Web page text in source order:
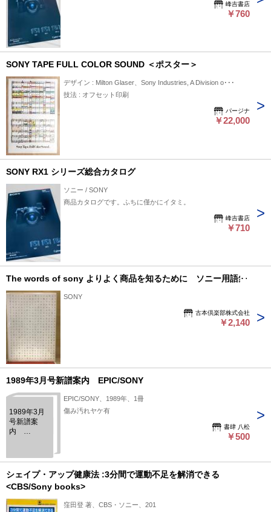
峰吉書店
￥760
SONY TAPE FULL COLOR SOUND ＜ポスター＞
デザイン : Milton Glaser、Sony Industries, A Division o･･･
技法 : オフセット印刷
パージナ
￥22,000
SONY RX1 シリーズ総合カタログ
ソニー / SONY
商品カタログです。ふちに僅かにイタミ。
峰吉書店
￥710
The words of sony よりよく商品を知るために ソニー用語集
SONY
古本倶楽部株式会社
￥2,140
1989年3月号新譜案内 EPIC/SONY
1989年3月
号新譜案
内
EPIC/SONY、1989年、1冊
傷み汚れヤケ有
書肆 八松
￥500
シェイプ・アップ健康法 :3分間で運動不足を解消できる
<CBS/Sony books>
窪田登 著、CBS・ソニー、201